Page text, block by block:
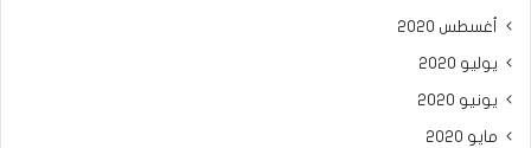
أغسطس 2020
يوليو 2020
يونيو 2020
مايو 2020